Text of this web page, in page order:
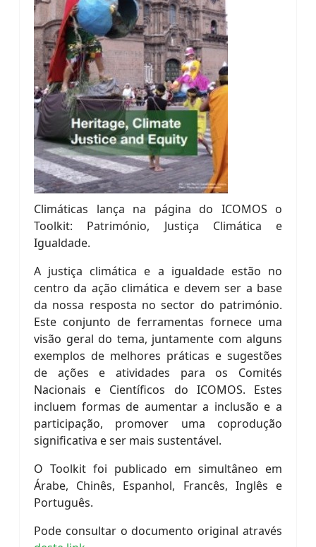
Climáticas lança na página do ICOMOS o
Toolkit: Património, Justiça Climática e
Igualdade.
A justiça climática e a igualdade estão no
centro da ação climática e devem ser a base
da nossa resposta no sector do património.
Este conjunto de ferramentas fornece uma
visão geral do tema, juntamente com alguns
exemplos de melhores práticas e sugestões
de ações e atividades para os Comités
Nacionais e Científicos do ICOMOS. Estes
incluem formas de aumentar a inclusão e a
participação, promover uma coprodução
significativa e ser mais sustentável.
O Toolkit foi publicado em simultâneo em
Árabe, Chinês, Espanhol, Francês, Inglês e
Português.
Pode consultar o documento original através